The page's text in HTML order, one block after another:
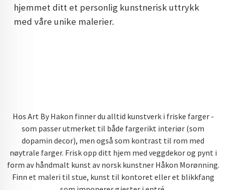
hjemmet ditt et personlig kunstnerisk uttrykk
med våre unike malerier.
Hos Art By Hakon finner du alltid kunstverk i friske farger -
som passer utmerket til både fargerikt interiør (som
dopamin decor), men også som kontrast til rom med
nøytrale farger. Frisk opp ditt hjem med veggdekor og pynt i
form av håndmalt kunst av norsk kunstner Håkon Morønning.
Finn et maleri til stue, kunst til kontoret eller et blikkfang